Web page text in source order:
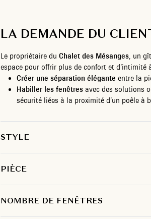
LA DEMANDE DU
Le propriétaire du Chalet des Mésanges, un
espace pour offrir plus de confort et d’intimité
Créer une séparation élégante entre la
Habiller les fenêtres avec des solutions
sécurité liées à la proximité d’un poêle à
STYLE
PIÈCE
NOMBRE DE FENÊTRES